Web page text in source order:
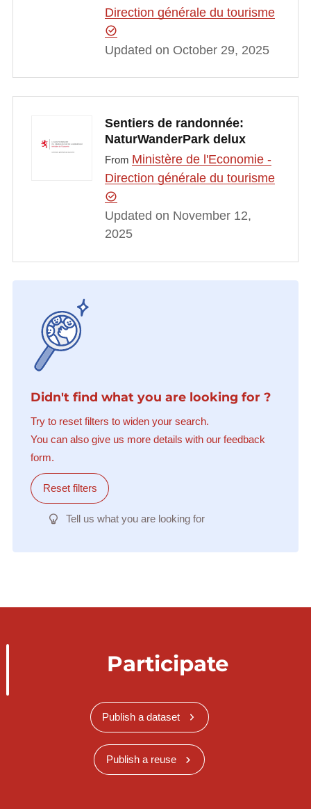
Direction générale du tourisme
Updated on October 29, 2025
Sentiers de randonnée:
NaturWanderPark delux
From Ministère de l'Economie -
Direction générale du tourisme
Updated on November 12,
2025
Didn't find what you are looking for ?
Try to reset filters to widen your search.
You can also give us more details with our feedback
form.
Reset filters
Tell us what you are looking for
Participate
Publish a dataset
Publish a reuse